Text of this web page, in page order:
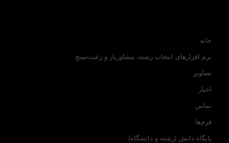
خانه
نرم افزارهای انتخاب رشته، مشاوریار و رغبت‌سنج
تصاویر
اخبار
تماس
فرم‌ها
پایگاه دانش (رشته و دانشگاه)